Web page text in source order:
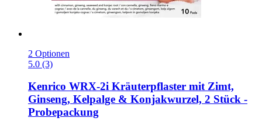
2 Optionen
5.0 (3)
Kenrico WRX-​2i Kräuterpflaster mit Zimt,
Ginseng, Kelpalge & Konjakwurzel, 2 Stück -​
Probepackung